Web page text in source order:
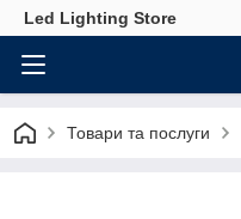
Led Lighting Store
Товари та послуги